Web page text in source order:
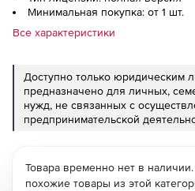
Минимальная покупка: от 1 шт.
Все характеристики
Доступно только юридическим
предназначено для личных,
нужд, не связанных с
предпринимательской
Товара временно нет в
похожие товары из этой